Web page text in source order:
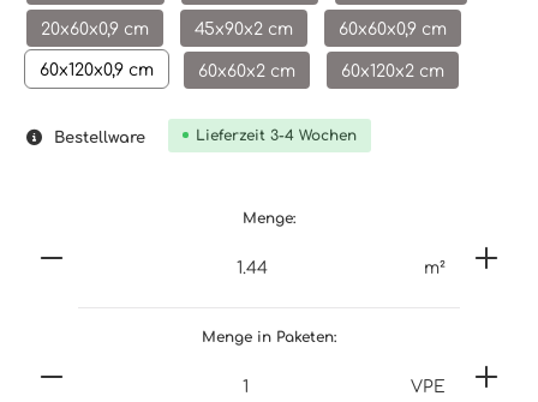
20x60x0,9 cm 45x90x2 cm 60x60x0,9 cm
60x120x0,9 cm 60x60x2 cm 60x120x2 cm
Bestellware Lieferzeit 3-4 Wochen
Menge:
m²
Menge in Paketen:
VPE